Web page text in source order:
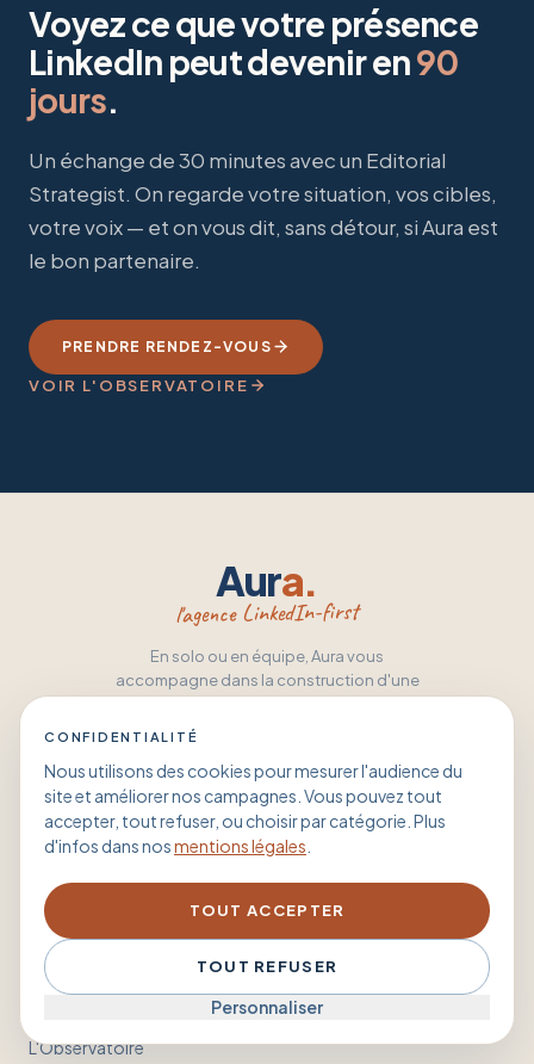
CONFIDENTIALITÉ
Nous utilisons des cookies pour mesurer l'audience du
site et améliorer nos campagnes. Vous pouvez tout
accepter, tout refuser, ou choisir par catégorie. Plus
d'infos dans nosmentions légales
TOUT ACCEPTER
TOUT REFUSER
Personnaliser
Voyez ce que votre présence
LinkedIn peut devenir en90
jours.
Un échange de 30 minutes avec un Editorial
Strategist. On regarde votre situation, vos cibles,
votre voix — et on vous dit, sans détour, si Aura est
le bon partenaire.
PRENDRE RENDEZ-VOUS
VOIR L'OBSERVATOIRE
Aura.
l'agence LinkedIn-first
En solo ou en équipe, Aura vous
accompagne dans la construction d'une
L'AGENCE
Dirigeants
Équipes
Méthode
L'ÉCOSYSTÈME
L'Observatoire